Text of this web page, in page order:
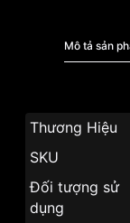
Mô tả sản
Thương Hiệu
SKU
Đối tượng sử
dụng